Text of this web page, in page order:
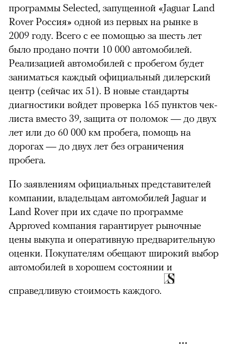
программы Selected, запущенной «Jaguar Land
Rover Россия» одной из первых на рынке в
2009 году. Всего с ее помощью за шесть лет
было продано почти 10 000 автомобилей.
Реализацией автомобилей с пробегом будет
заниматься каждый официальный дилерский
центр (сейчас их 51). В новые стандарты
диагностики войдет проверка 165 пунктов чек-
листа вместо 39, защита от поломок — до двух
лет или до 60 000 км пробега, помощь на
дорогах — до двух лет без ограничения
пробега.
По заявлениям официальных представителей
компании, владельцам автомобилей Jaguar и
Land Rover при их сдаче по программе
Approved компания гарантирует рыночные
цены выкупа и оперативную предварительную
оценки. Покупателям обещают широкий выбор
автомобилей в хорошем состоянии и
справедливую стоимость каждого.